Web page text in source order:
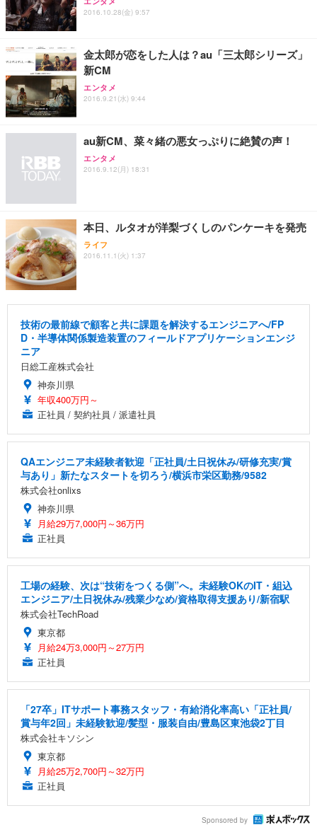
2016.10.28(金) 9:57
金太郎が恋をした人は？au「三太郎シリーズ」
新CM
エンタメ
2016.9.21(水) 9:44
au新CM、菜々緒の悪女っぷりに絶賛の声！
エンタメ
2016.9.12(月) 18:31
本日、ルタオが洋梨づくしのパンケーキを発売
ライフ
2016.11.1(火) 1:37
技術の最前線で顧客と共に課題を解決するエンジニアへ/FP
D・半導体関係製造装置のフィールドアプリケーションエンジ
ニア
日総工産株式会社
神奈川県
年収400万円～
正社員 / 契約社員 / 派遣社員
QAエンジニア未経験者歓迎「正社員/土日祝休み/研修充実/賞
与あり」新たなスタートを切ろう/横浜市栄区勤務/9582
株式会社onlixs
神奈川県
月給29万7,000円～36万円
正社員
工場の経験、次は“技術をつくる側”へ。未経験OKのIT・組込
エンジニア/土日祝休み/残業少なめ/資格取得支援あり/新宿駅
株式会社TechRoad
東京都
月給24万3,000円～27万円
正社員
「27卒」ITサポート事務スタッフ・有給消化率高い「正社員/
賞与年2回」未経験歓迎/髪型・服装自由/豊島区東池袋2丁目
株式会社キソシン
東京都
月給25万2,700円～32万円
正社員
Sponsored by